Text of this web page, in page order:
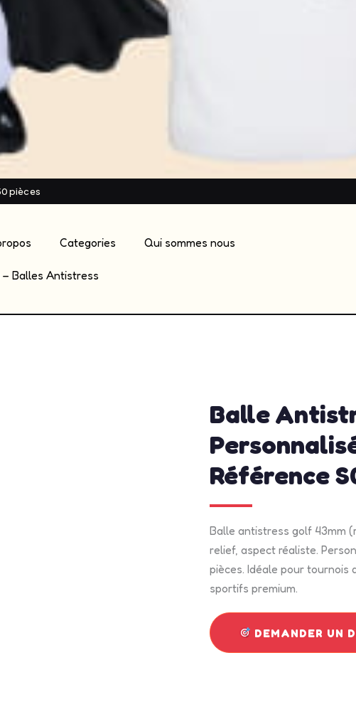
pièces
Categories Qui sommes nous
Balles Antistress
Balle
Référence
Balle antistress golf 43mm
relief, aspect réaliste.
pièces. Idéale pour tournois
sportifs premium.
DEMANDER UN